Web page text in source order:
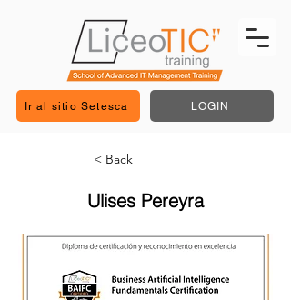
Ir al sitio Setesca LOGIN
< Back
Ulises Pereyra